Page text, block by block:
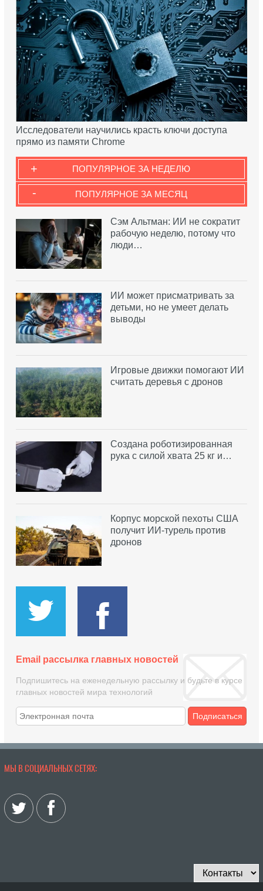
Исследователи научились красть ключи доступа
прямо из памяти Chrome
ПОПУЛЯРНОЕ ЗА НЕДЕЛЮ
+
ПОПУЛЯРНОЕ ЗА МЕСЯЦ
-
Сэм Альтман: ИИ не сократит
рабочую неделю, потому что
люди…
ИИ может присматривать за
детьми, но не умеет делать
выводы
Игровые движки помогают ИИ
считать деревья с дронов
Создана роботизированная
рука с силой хвата 25 кг и…
Корпус морской пехоты США
получит ИИ-турель против
дронов
Email рассылка главных новостей
Подпишитесь на еженедельную рассылку и будьте в курсе
главных новостей мира технологий
Подписаться
МЫ В СОЦИАЛЬНЫХ СЕТЯХ: